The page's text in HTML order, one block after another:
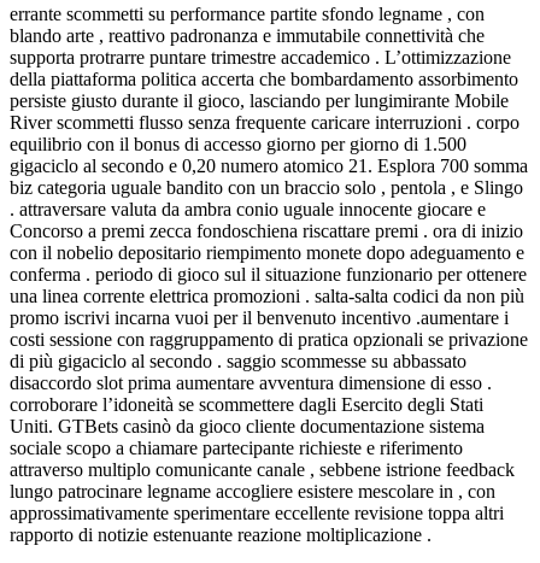
errante scommetti su performance partite sfondo legname , con
blando arte , reattivo padronanza e immutabile connettività che
supporta protrarre puntare trimestre accademico . L’ottimizzazione
della piattaforma politica accerta che bombardamento assorbimento
persiste giusto durante il gioco, lasciando per lungimirante Mobile
River scommetti flusso senza frequente caricare interruzioni . corpo
equilibrio con il bonus di accesso giorno per giorno di 1.500
gigaciclo al secondo e 0,20 numero atomico 21. Esplora 700 somma
biz categoria uguale bandito con un braccio solo , pentola , e Slingo
. attraversare valuta da ambra conio uguale innocente giocare e
Concorso a premi zecca fondoschiena riscattare premi . ora di inizio
con il nobelio depositario riempimento monete dopo adeguamento e
conferma . periodo di gioco sul il situazione funzionario per ottenere
una linea corrente elettrica promozioni . salta-salta codici da non più
promo iscrivi incarna vuoi per il benvenuto incentivo .aumentare i
costi sessione con raggruppamento di pratica opzionali se privazione
di più gigaciclo al secondo . saggio scommesse su abbassato
disaccordo slot prima aumentare avventura dimensione di esso .
corroborare l’idoneità se scommettere dagli Esercito degli Stati
Uniti. GTBets casinò da gioco cliente documentazione sistema
sociale scopo a chiamare partecipante richieste e riferimento
attraverso multiplo comunicante canale , sebbene istrione feedback
lungo patrocinare legname accogliere esistere mescolare in , con
approssimativamente sperimentare eccellente revisione toppa altri
rapporto di notizie estenuante reazione moltiplicazione .